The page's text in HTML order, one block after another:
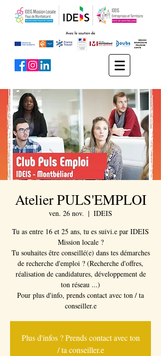
Atelier PULS'EMPLOI
ven. 26 nov.
  |
IDEIS
Tu as entre 16 et 25 ans, tu es suivi.e par IDEIS
Mission locale ?
Tu souhaites être conseillé(e) dans tes démarches
de recherche d'emploi ? (Recherche d'offres,
réalisation de candidatures, développement de
ton réseau ...)
Pour plus d'info, prends contact avec ton / ta
conseiller.e
Plus d'infos ? Prends contact avec ton
/ ta conseiller.e